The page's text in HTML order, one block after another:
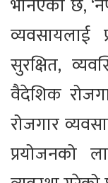
भनिएको छ,
व्यवसायलाई
सुरक्षित,
वैदेशिक
रोजगार
प्रयोजनको